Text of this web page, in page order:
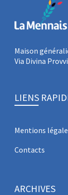
Maison
Via Divina
LIENS
Mentions
Contacts
ARCHIVES